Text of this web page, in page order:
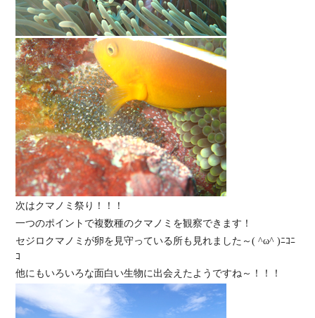
次はクマノミ祭り！！！
一つのポイントで複数種のクマノミを観察できます！
セジロクマノミが卵を見守っている所も見れました～( ^ω^ )ﾆｺﾆ
ｺ
他にもいろいろな面白い生物に出会えたようですね～！！！